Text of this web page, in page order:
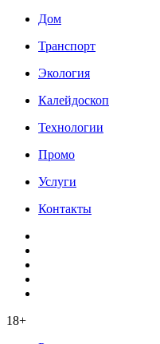
Дом
Транспорт
Экология
Калейдоскоп
Технологии
Промо
Услуги
Контакты
18+